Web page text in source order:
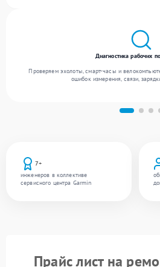
7+
инженеров в коллективе
сервисного центра Garmin
Диагностика рабочих
Проверяем эхолоты, смарт-часы и
ошибок измерения, связи,
Прайс лист на